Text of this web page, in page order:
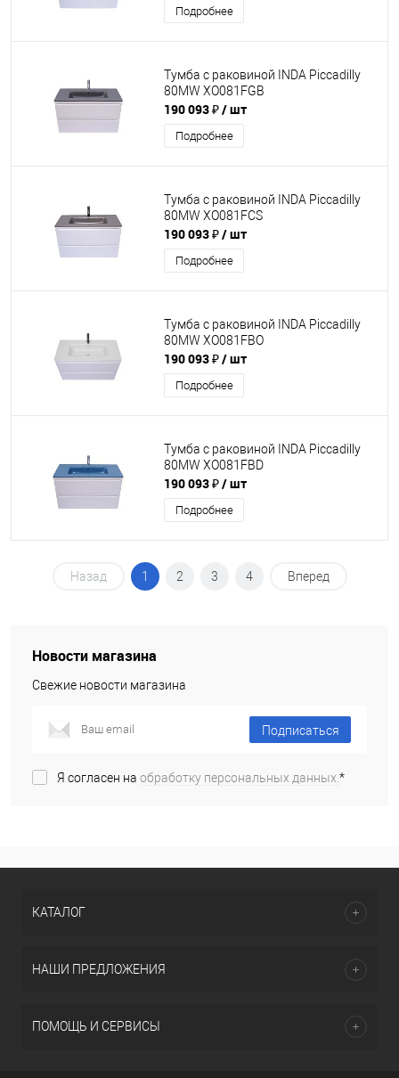
Подробнее
Тумба с раковиной INDA Piccadilly
80MW XO081FGB
190 093 ₽/ шт
Подробнее
Тумба с раковиной INDA Piccadilly
80MW XO081FCS
190 093 ₽/ шт
Подробнее
Тумба с раковиной INDA Piccadilly
80MW XO081FBO
190 093 ₽/ шт
Подробнее
Тумба с раковиной INDA Piccadilly
80MW XO081FBD
190 093 ₽/ шт
Подробнее
Назад 1 2 3 4 Вперед
Новости магазина
Свежие новости магазина
Подписаться
Я согласен на обработку персональных данных.*
КАТАЛОГ
НАШИ ПРЕДЛОЖЕНИЯ
ПОМОЩЬ И СЕРВИСЫ